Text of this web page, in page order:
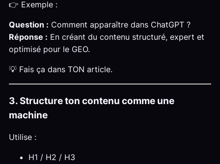
👉 Exemple :
Question : Comment apparaître dans ChatGPT ?
Réponse : En créant du contenu structuré, expert et
optimisé pour le GEO.
💡 Fais ça dans TON article.
3. Structure ton contenu comme une
machine
Utilise :
H1 / H2 / H3